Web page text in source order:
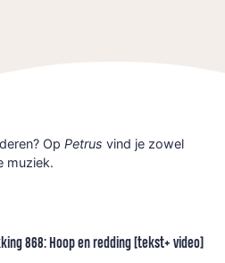
Op Petrus vind je zowel
muziek.
868: Hoop en redding [tekst+ video]